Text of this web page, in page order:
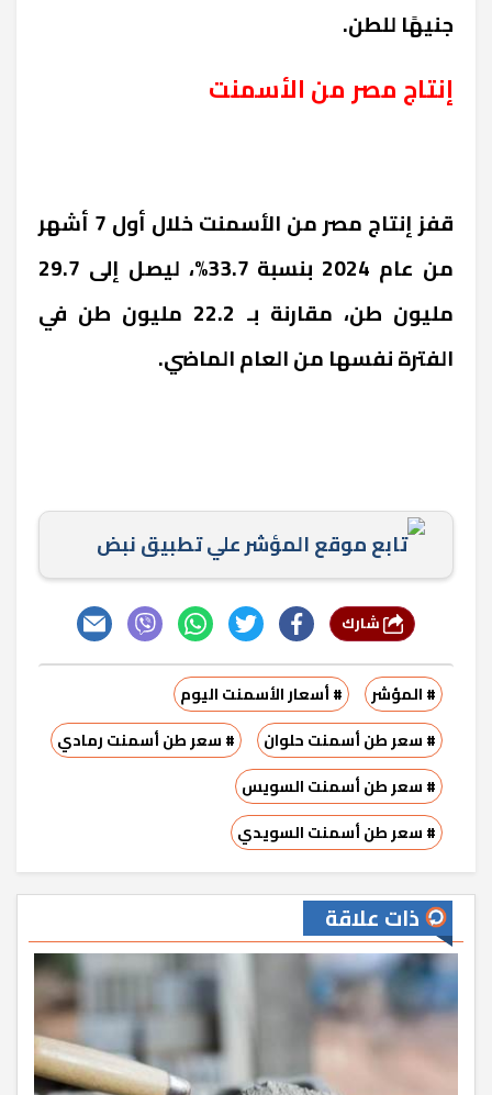
جنيهًا للطن.
إنتاج مصر من الأسمنت
قفز إنتاج مصر من الأسمنت خلال أول 7 أشهر
من عام 2024 بنسبة 33.7%، ليصل إلى 29.7
مليون طن، مقارنة بـ 22.2 مليون طن في
الفترة نفسها من العام الماضي.
تابع موقع المؤشر علي تطبيق نبض
# المؤشر
# أسعار الأسمنت اليوم
# سعر طن أسمنت حلوان
# سعر طن أسمنت رمادي
# سعر طن أسمنت السويس
# سعر طن أسمنت السويدي
ذات علاقة